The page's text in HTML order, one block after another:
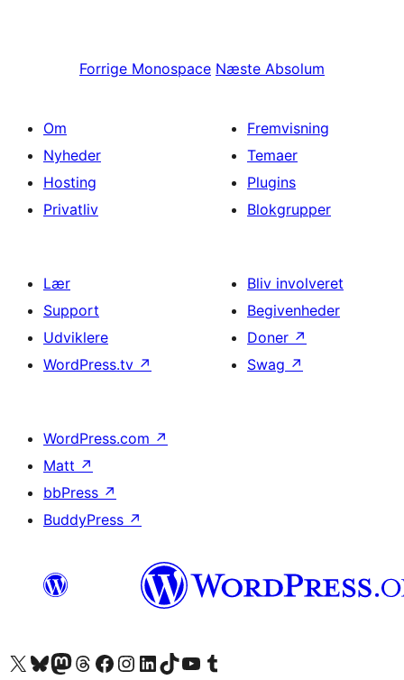
Forrige Monospace Næste Absolum
Om
Nyheder
Hosting
Privatliv
Fremvisning
Temaer
Plugins
Blokgrupper
Lær
Support
Udviklere
WordPress.tv ↗
Bliv involveret
Begivenheder
Doner ↗
Swag ↗
WordPress.com ↗
Matt ↗
bbPress ↗
BuddyPress ↗
Besøg vores X (tidligere Twitter) konto
Besøg vores Bluesky-konto
Besøg vores Mastodon konto
Besøg vores Threads-konto
Besøg vores Facebook sideBesøg vores Instagram konto
Besøg vores LinkedIn konto
Besøg vores TikTok-konto
Besøg vores YouTube-kanalBesøg vores Tumblr-konto